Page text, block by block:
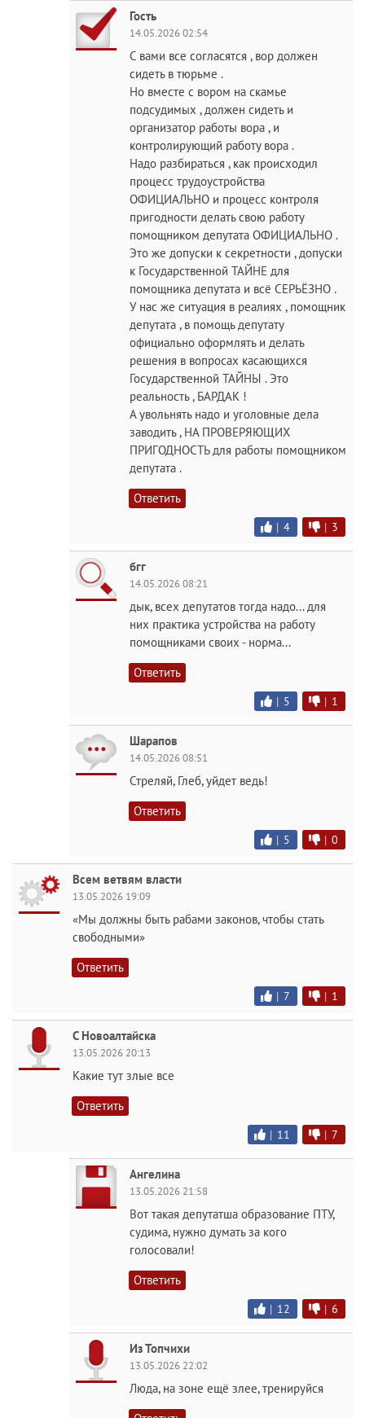
Гость
14.05.2026 02:54
С вами все согласятся , вор должен
сидеть в тюрьме .
Но вместе с вором на скамье
подсудимых , должен сидеть и
организатор работы вора , и
контролирующий работу вора .
Надо разбираться , как происходил
процесс трудоустройства
ОФИЦИАЛЬНО и процесс контроля
пригодности делать свою работу
помощником депутата ОФИЦИАЛЬНО .
Это же допуски к секретности , допуски
к Государственной ТАЙНЕ для
помощника депутата и всё СЕРЬЁЗНО .
У нас же ситуация в реалиях , помощник
депутата , в помощь депутату
официально оформлять и делать
решения в вопросах касающихся
Государственной ТАЙНЫ . Это
реальность , БАРДАК !
А увольнять надо и уголовные дела
заводить , НА ПРОВЕРЯЮЩИХ
ПРИГОДНОСТЬ для работы помощником
депутата .
Ответить
| 4 | 3
бгг
14.05.2026 08:21
дык, всех депутатов тогда надо... для
них практика устройства на работу
помощниками своих - норма...
Ответить
| 5 | 1
Шарапов
14.05.2026 08:51
Стреляй, Глеб, уйдет ведь!
Ответить
| 5 | 0
Всем ветвям власти
13.05.2026 19:09
«Мы должны быть рабами законов, чтобы стать
свободными»
Ответить
| 7 | 1
С Новоалтайска
13.05.2026 20:13
Какие тут злые все
Ответить
| 11 | 7
Ангелина
13.05.2026 21:58
Вот такая депутатша образование ПТУ,
судима, нужно думать за кого
голосовали!
Ответить
| 12 | 6
Из Топчихи
13.05.2026 22:02
Люда, на зоне ещё злее, тренируйся